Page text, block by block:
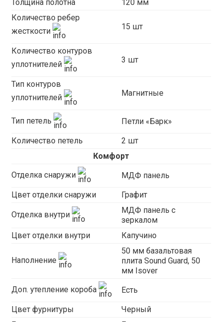
Толщина полотна
120 мм
Количество ребер
жесткости
15 шт
Количество контуров
уплотнителей
3 шт
Тип контуров
уплотнителей
Магнитные
Тип петель Петли «Барк»
Количество петель
2 шт
Комфорт
Отделка снаружи МДФ панель
Цвет отделки снаружи Графит
Отделка внутри
МДФ панель с
зеркалом
Цвет отделки внутри
Капучино
Наполнение
50 мм базальтовая
плита Sound Guard, 50
мм Isover
Доп. утепление короба Есть
Цвет фурнитуры
Черный